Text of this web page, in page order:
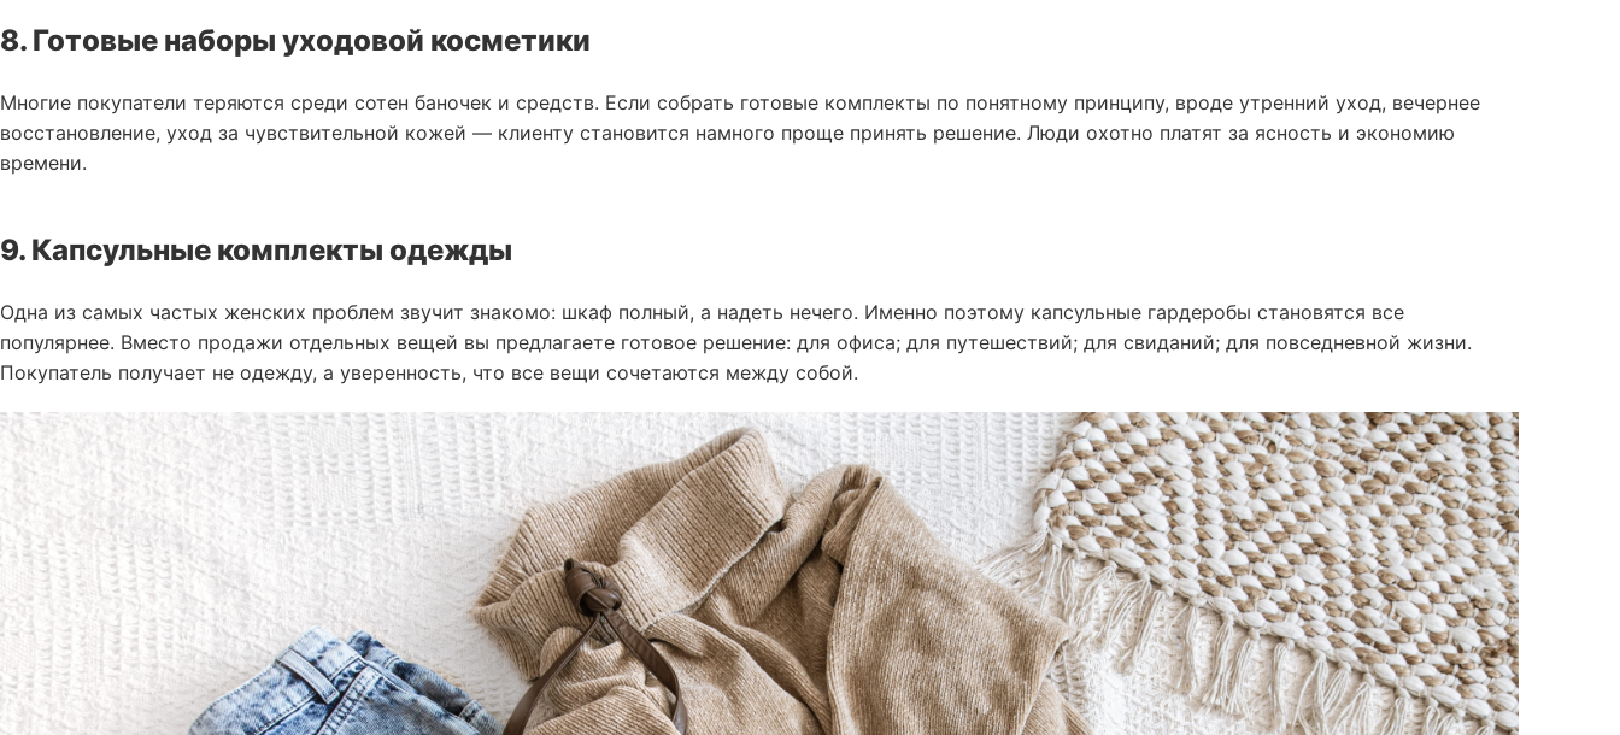
8. Готовые наборы уходовой косметики
Многие покупатели теряются среди сотен баночек и средств. Если собрать готовые комплекты по понятному принципу, вроде утренний уход, вечернее
восстановление, уход за чувствительной кожей — клиенту становится намного проще принять решение. Люди охотно платят за ясность и экономию
времени.
9. Капсульные комплекты одежды
Одна из самых частых женских проблем звучит знакомо: шкаф полный, а надеть нечего. Именно поэтому капсульные гардеробы становятся все
популярнее. Вместо продажи отдельных вещей вы предлагаете готовое решение: для офиса; для путешествий; для свиданий; для повседневной жизни.
Покупатель получает не одежду, а уверенность, что все вещи сочетаются между собой.